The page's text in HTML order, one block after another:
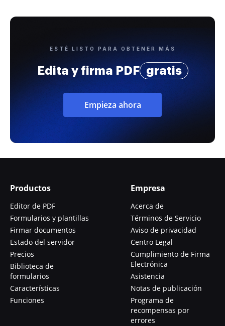
ESTÉ LISTO PARA OBTENER MÁS
Edita y firma PDF gratis
Empieza ahora
Productos
Editor de PDF
Formularios y plantillas
Firmar documentos
Estado del servidor
Precios
Biblioteca de
formularios
Características
Funciones
Empresa
Acerca de
Términos de Servicio
Aviso de privacidad
Centro Legal
Cumplimiento de Firma
Electrónica
Asistencia
Notas de publicación
Programa de
recompensas por
errores